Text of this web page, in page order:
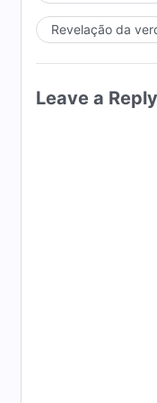
Revelação da
Leave a Reply